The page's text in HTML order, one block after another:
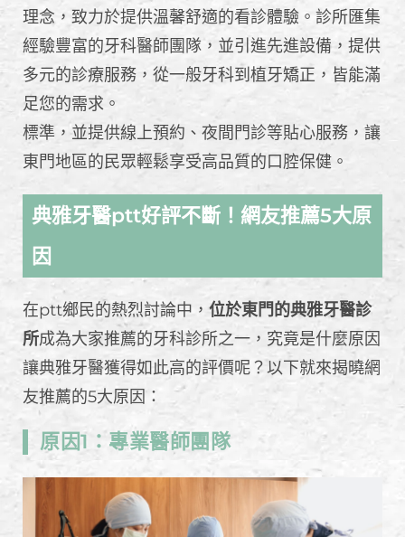
理念，致力於提供溫馨舒適的看診體驗。診所匯集
經驗豐富的牙科醫師團隊，並引進先進設備，提供
多元的診療服務，從一般牙科到植牙矯正，皆能滿
足您的需求。
標準，並提供線上預約、夜間門診等貼心服務，讓
東門地區的民眾輕鬆享受高品質的口腔保健。
典雅牙醫ptt好評不斷！網友推薦5大原
因
在ptt鄉民的熱烈討論中， 位於東門的典雅牙醫診
所成為大家推薦的牙科診所之一，究竟是什麼原因
讓典雅牙醫獲得如此高的評價呢？以下就來揭曉網
友推薦的5大原因：
原因1：專業醫師團隊